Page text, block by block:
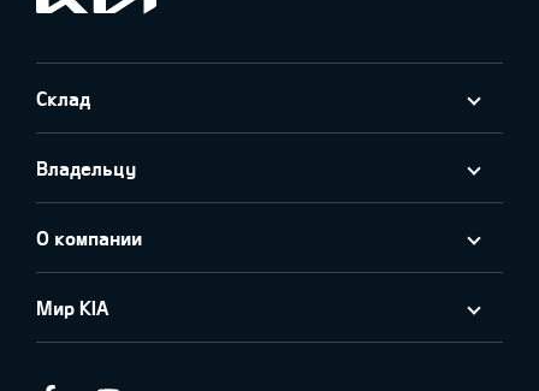
Склад
Владельцу
О компании
Мир KIA